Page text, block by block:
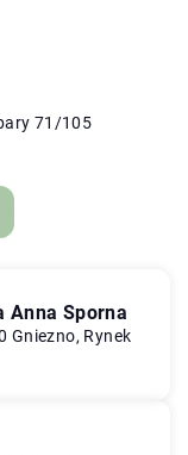
71/105
Anna Sporna
Gniezno, Rynek